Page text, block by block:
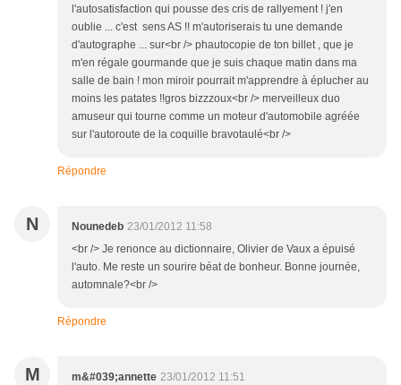
l'autosatisfaction qui pousse des cris de rallyement ! j'en
oublie ... c'est sens AS !! m'autoriserais tu une demande
d'autographe ... sur<br /> phautocopie de ton billet , que je
m'en régale gourmande que je suis chaque matin dans ma
salle de bain ! mon miroir pourrait m'apprendre à éplucher au
moins les patates !!gros bizzzoux<br /> merveilleux duo
amuseur qui tourne comme un moteur d'automobile agréée
sur l'autoroute de la coquille bravotaulé<br />
Répondre
N Nounedeb 23/01/2012 11:58
<br /> Je renonce au dictionnaire, Olivier de Vaux a épuisé
l'auto. Me reste un sourire béat de bonheur. Bonne journée,
automnale?<br />
Répondre
M m&#039;annette 23/01/2012 11:51